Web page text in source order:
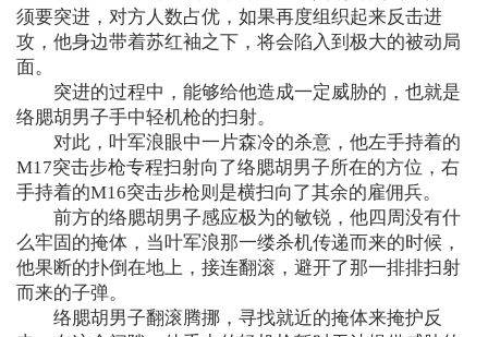
须要突进，对方人数占优，如果再度组织起来反击进
攻，他身边带着苏红袖之下，将会陷入到极大的被动局
面。
突进的过程中，能够给他造成一定威胁的，也就是
络腮胡男子手中轻机枪的扫射。
对此，叶军浪眼中一片森冷的杀意，他左手持着的
M17突击步枪专程扫射向了络腮胡男子所在的方位，右
手持着的M16突击步枪则是横扫向了其余的雇佣兵。
前方的络腮胡男子感应极为的敏锐，他四周没有什
么牢固的掩体，当叶军浪那一缕杀机传递而来的时候，
他果断的扑倒在地上，接连翻滚，避开了那一排排扫射
而来的子弹。
络腮胡男子翻滚腾挪，寻找就近的掩体来掩护反